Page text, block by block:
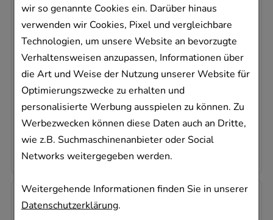
wir so genannte Cookies ein. Darüber hinaus
verwenden wir Cookies, Pixel und vergleichbare
Technologien, um unsere Website an bevorzugte
Verhaltensweisen anzupassen, Informationen über
die Art und Weise der Nutzung unserer Website für
Optimierungszwecke zu erhalten und
personalisierte Werbung ausspielen zu können. Zu
Werbezwecken können diese Daten auch an Dritte,
wie z.B. Suchmaschinenanbieter oder Social
Networks weitergegeben werden.
Weitergehende Informationen finden Sie in unserer
Datenschutzerklärung.
FONDAPARINUX-Natrium beta 10mg/0,8ml
Inj.-L.F.-Sp.
betapharm Arzneimittel GmbH
10St
Injektionslösung
09225054
Dieses Produkt ist zur Zeit nicht verfügbar
186,70 €¹
18,67 € pro 1 Stk